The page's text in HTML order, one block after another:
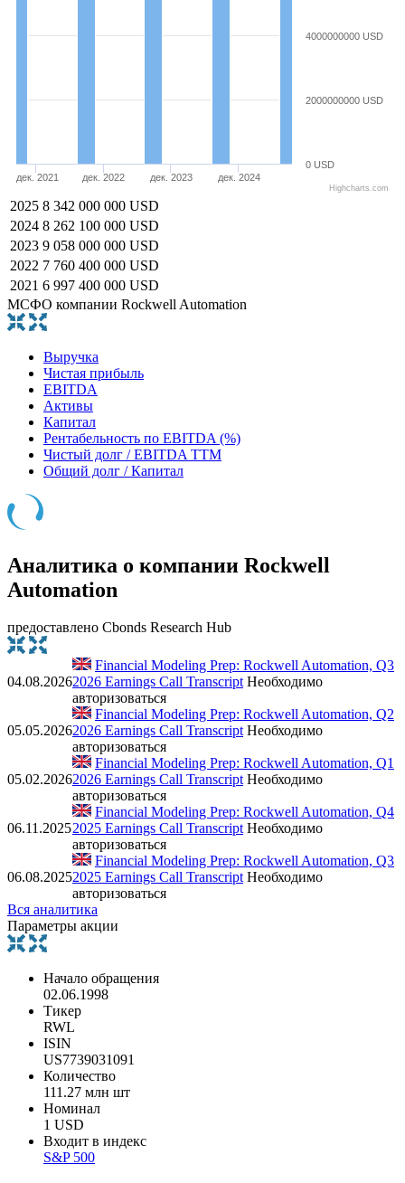
дек. 2021 дек. 2022 дек. 2023 дек. 2024
0 USD
2000000000 USD
4000000000 USD
Highcharts.com
2025 8 342 000 000 USD
2024 8 262 100 000 USD
2023 9 058 000 000 USD
2022 7 760 400 000 USD
2021 6 997 400 000 USD
МСФО компании Rockwell Automation
Выручка
Чистая прибыль
EBITDA
Активы
Капитал
Рентабельность по EBITDA (%)
Чистый долг / EBITDA TTM
Общий долг / Капитал
Аналитика о компании Rockwell
Automation
предоставлено Cbonds Research Hub
04.08.2026
Financial Modeling Prep: Rockwell Automation, Q3
2026 Earnings Call Transcript Необходимо
авторизоваться
05.05.2026
Financial Modeling Prep: Rockwell Automation, Q2
2026 Earnings Call Transcript Необходимо
авторизоваться
05.02.2026
Financial Modeling Prep: Rockwell Automation, Q1
2026 Earnings Call Transcript Необходимо
авторизоваться
06.11.2025
Financial Modeling Prep: Rockwell Automation, Q4
2025 Earnings Call Transcript Необходимо
авторизоваться
06.08.2025
Financial Modeling Prep: Rockwell Automation, Q3
2025 Earnings Call Transcript Необходимо
авторизоваться
Вся аналитика
Параметры акции
Начало обращения
02.06.1998
Тикер
RWL
ISIN
US7739031091
Количество
111.27 млн шт
Номинал
1 USD
Входит в индекс
S&P 500